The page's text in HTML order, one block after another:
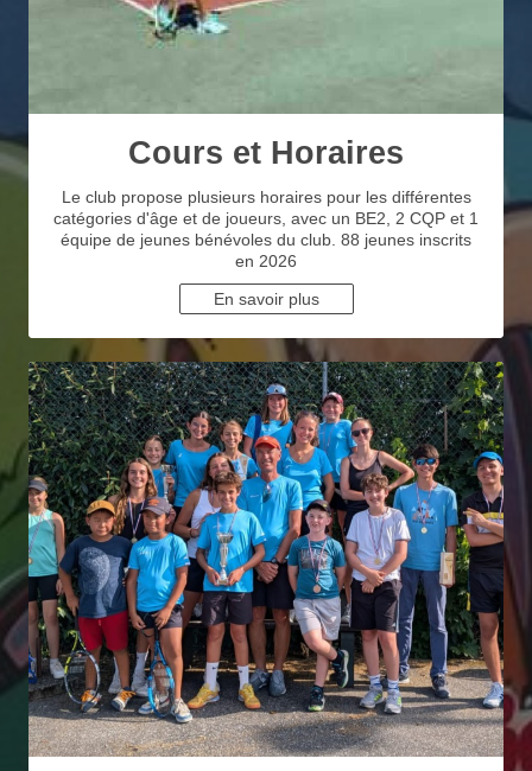
Cours et Horaires
Le club propose plusieurs horaires pour les différentes
catégories d'âge et de joueurs, avec un BE2, 2 CQP et 1
équipe de jeunes bénévoles du club. 88 jeunes inscrits
en 2026
En savoir plus